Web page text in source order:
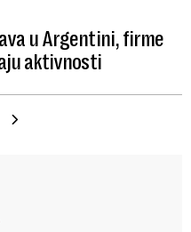
u Argentini, firme
aktivnosti